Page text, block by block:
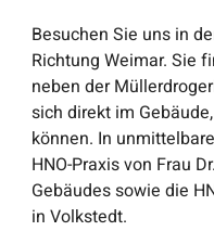
Besuchen Sie uns in
Richtung Weimar. Sie
neben der
sich direkt im
können. In
HNO-Praxis von Frau
Gebäudes sowie die
in Volkstedt.